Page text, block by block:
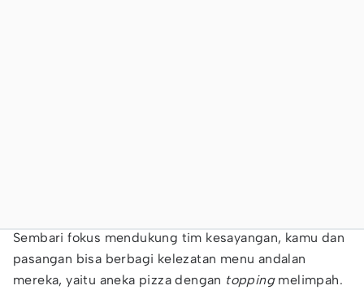
Sembari fokus mendukung tim kesayangan, kamu dan
pasangan bisa berbagi kelezatan menu andalan
mereka, yaitu aneka pizza dengan toppingmelimpah.